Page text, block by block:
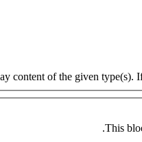
content of the given
This